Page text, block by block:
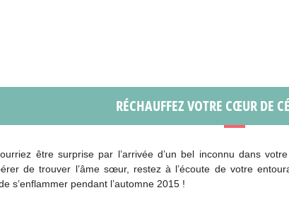
RÉCHAUFFEZ VOTRE CŒUR DE
être surprise par l’arrivée d’un bel inconnu dans
de trouver l’âme sœur, restez à l’écoute de votre
s’enflammer pendant l’automne 2015 !